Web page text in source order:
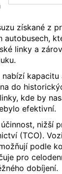
získané z
autobusech,
linky a
do
kde by
efektivní.
nižší
(TCO).
podle
pro
dobíjení.